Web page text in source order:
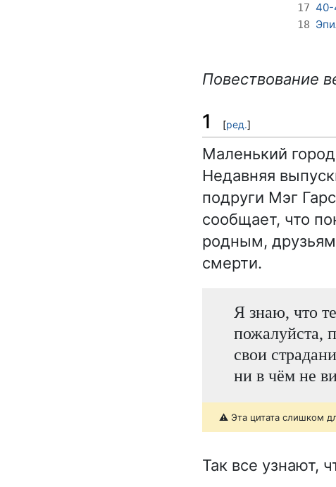
17 40-
18
Повествование
1 [ред.]
Маленький
Недавняя
подруги Мэг
сообщает, что
родным,
смерти.
Я знаю, что
пожалуйста,
свои
ни в чём не
⚠️ Эта цитата слишком
Так все узнают,